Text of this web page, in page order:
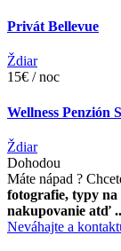
Privát Bellevue
Ždiar
15€ / noc
Wellness Penzión
Ždiar
Dohodou
Máte nápad ?
fotografie, typy
nakupovanie atď
Neváhajte a